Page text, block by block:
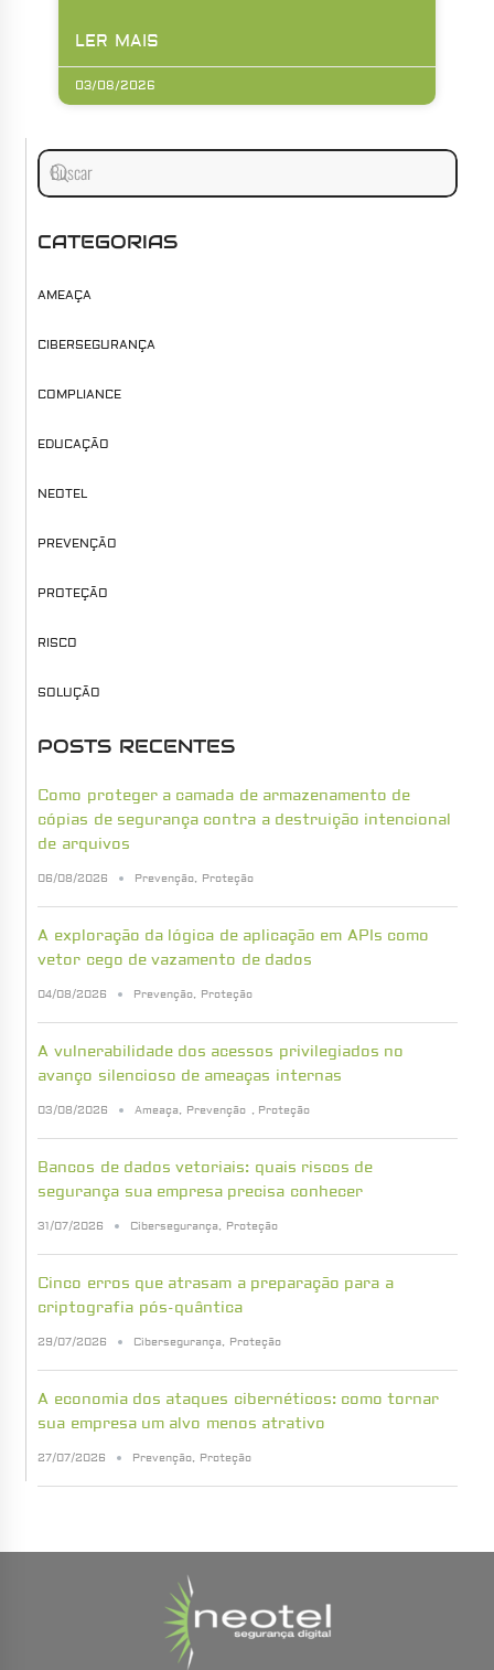
LER MAIS
03/08/2026
CATEGORIAS
AMEAÇA
CIBERSEGURANÇA
COMPLIANCE
EDUCAÇÃO
NEOTEL
PREVENÇÃO
PROTEÇÃO
RISCO
SOLUÇÃO
POSTS RECENTES
Como proteger a camada de armazenamento de
cópias de segurança contra a destruição intencional
de arquivos
06/08/2026 Prevenção, Proteção
A exploração da lógica de aplicação em APIs como
vetor cego de vazamento de dados
04/08/2026 Prevenção, Proteção
A vulnerabilidade dos acessos privilegiados no
avanço silencioso de ameaças internas
03/08/2026 Ameaça, Prevenção , Proteção
Bancos de dados vetoriais: quais riscos de
segurança sua empresa precisa conhecer
31/07/2026 Cibersegurança, Proteção
Cinco erros que atrasam a preparação para a
criptografia pós-quântica
29/07/2026 Cibersegurança, Proteção
A economia dos ataques cibernéticos: como tornar
sua empresa um alvo menos atrativo
27/07/2026 Prevenção, Proteção